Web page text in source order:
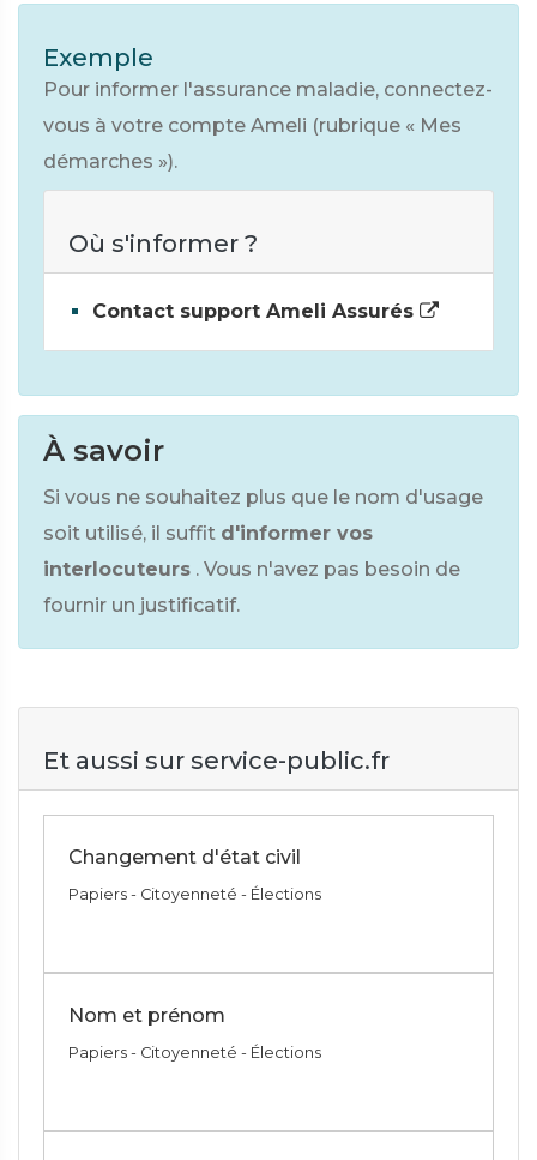
Exemple
Pour informer l'assurance maladie, connectez-
vous à votre compte Ameli (rubrique « Mes
démarches »).
Où s'informer ?
Contact support Ameli Assurés
À savoir
Si vous ne souhaitez plus que le nom d'usage
soit utilisé, il suffit d'informer vos
interlocuteurs . Vous n'avez pas besoin de
fournir un justificatif.
Et aussi sur service-public.fr
Changement d'état civil
Papiers - Citoyenneté - Élections
Nom et prénom
Papiers - Citoyenneté - Élections